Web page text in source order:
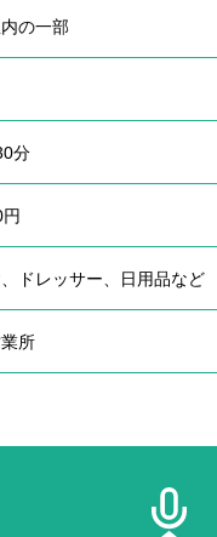
の一部
分
ドレッサー、日用品など
所